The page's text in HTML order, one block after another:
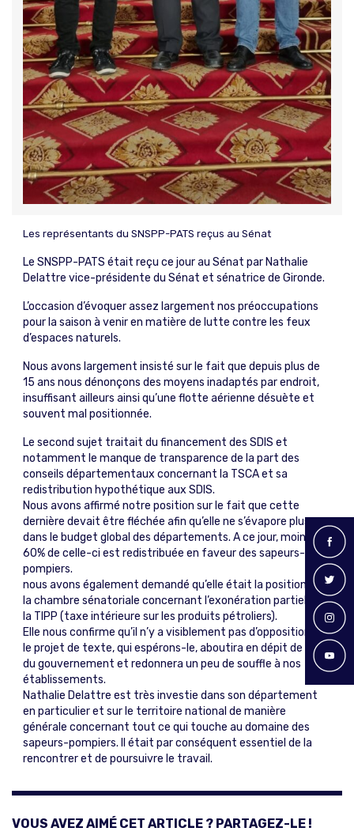
Les représentants du SNSPP-PATS reçus au Sénat
Le SNSPP-PATS était reçu ce jour au Sénat par Nathalie
Delattre vice-présidente du Sénat et sénatrice de Gironde.
L’occasion d’évoquer assez largement nos préoccupations
pour la saison à venir en matière de lutte contre les feux
d’espaces naturels.
Nous avons largement insisté sur le fait que depuis plus de
15 ans nous dénonçons des moyens inadaptés par endroit,
insuffisant ailleurs ainsi qu’une flotte aérienne désuète et
souvent mal positionnée.
Le second sujet traitait du financement des SDIS et
notamment le manque de transparence de la part des
conseils départementaux concernant la TSCA et sa
redistribution hypothétique aux SDIS.
Nous avons affirmé notre position sur le fait que cette
dernière devait être fléchée afin qu’elle ne s’évapore plus
dans le budget global des départements. A ce jour, moins de
60% de celle-ci est redistribuée en faveur des sapeurs-
pompiers.
nous avons également demandé qu’elle était la position de
la chambre sénatoriale concernant l’exonération partielle de
la TIPP (taxe intérieure sur les produits pétroliers).
Elle nous confirme qu’il n’y a visiblement pas d’opposition sur
le projet de texte, qui espérons-le, aboutira en dépit de l’avis
du gouvernement et redonnera un peu de souffle à nos
établissements.
Nathalie Delattre est très investie dans son département
en particulier et sur le territoire national de manière
générale concernant tout ce qui touche au domaine des
sapeurs-pompiers. Il était par conséquent essentiel de la
rencontrer et de poursuivre le travail.
VOUS AVEZ AIMÉ CET ARTICLE ? PARTAGEZ-LE !